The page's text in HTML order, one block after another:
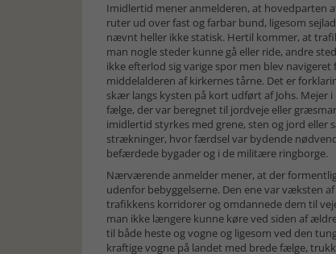
Imidlertid mener anmelderen, at hovedparten
ruter ud over fast og farbar bund, ligesom
nævnt heller ikke statisk. Hertil kommer, at
man nogle steder kunne gå eller ride, andre
ikke efterlod sig varige spor men blev
middelalderen af kirkernes tårne. Det er
skær langs kysten på kort udført af Johs. Mejer
fælge, der var beregnet til jordveje eller
imidlertid styrkes med grene, sten og jord eller
strækninger, hvor færdsel var bydende
befærdede bygader og i de militære ringborge.
Nærværende anmelder mener, at der
udenfor bebyggelserne. Den ene var væksten
trafikkens korridorer og omdannede dem til
man ikke længere kunne køre ved siden af
til både heste og vogne og ligesom ved den
kraftige vogne på landet med brede fælge,